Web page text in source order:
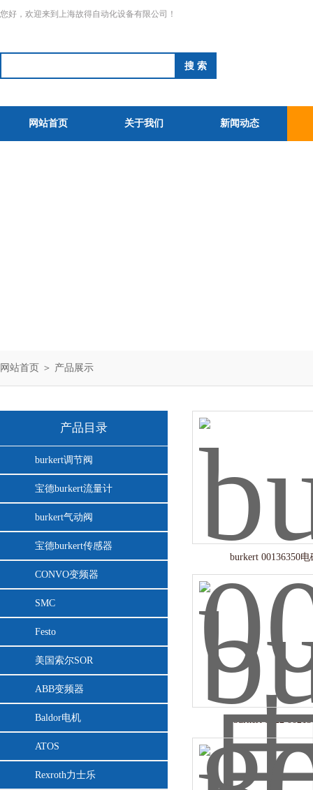
您好，欢迎来到上海故得自动化设备有限公司！
网站首页 关于我们 新闻动态
网站首页 ＞ 产品展示
产品目录
burkert调节阀
宝德burkert流量计
burkert气动阀
宝德burkert传感器
CONVO变频器
SMC
Festo
美国索尔SOR
ABB变频器
Baldor电机
ATOS
Rexroth力士乐
burkert 00136350电
burkert 8022